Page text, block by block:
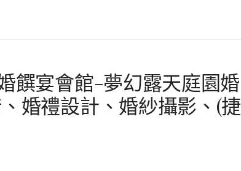
饌宴會館-夢幻露天庭園婚
婚禮設計、婚紗攝影、(捷